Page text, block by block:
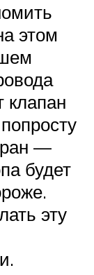
этом
клапан
—
будет
эту